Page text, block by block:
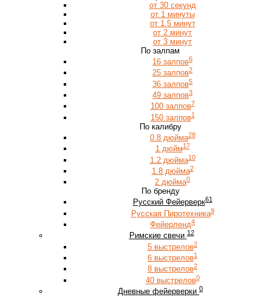
от 30 секунд
от 1 минуты
от 1.5 минут
от 2 минут
от 3 минут
По залпам
16 залпов6
25 залпов2
36 залпов5
49 залпов3
100 залпов7
150 залпов1
По калибру
0.8 дюйма28
1 дюйм17
1.2 дюйма10
1.8 дюйма2
2 дюйма0
По бренду
Русский Фейерверк61
Русская Пиротехника9
Фейерленд4
Римские свечи 12
5 выстрелов2
6 выстрелов1
8 выстрелов2
40 выстрелов0
Дневные фейерверки 0